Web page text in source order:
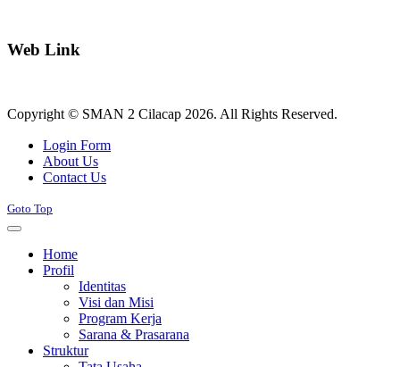
Web Link
Copyright © SMAN 2 Cilacap 2026. All Rights Reserved.
Login Form
About Us
Contact Us
Goto Top
Home
Profil
Identitas
Visi dan Misi
Program Kerja
Sarana & Prasarana
Struktur